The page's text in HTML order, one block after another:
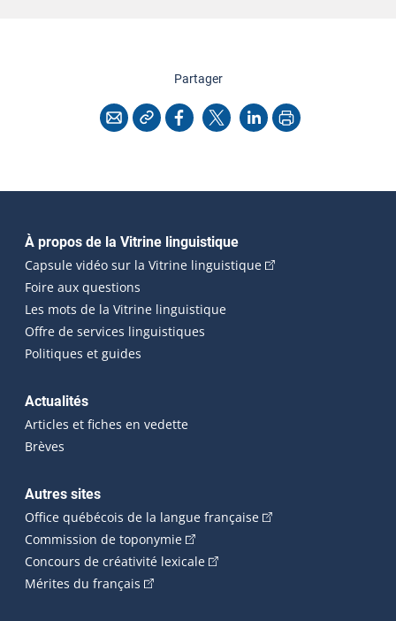
Partagercette page
CourrielCopier l'adresse
Facebook
X LinkedInImprimer
Navigation principale
À propos de la Vitrine linguistique
Capsule vidéo sur la Vitrine linguistique(Cet hyperlien
Foire aux questions
Les mots de la Vitrine linguistique
Offre de services linguistiques
Politiques et guides
Actualités
Articles et fiches en vedette
Brèves
Autres sites
Office québécois de la langue française(Cet hyperlien
Commission de toponymie(Cet hyperlien externe s'ouvrira
Concours de créativité lexicale(Cet hyperlien externe
Mérites du français (Cet hyperlien externe s'ouvrira dans une